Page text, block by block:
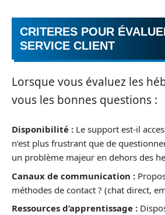
CRITERES POUR
SERVICE CLIENT
Lorsque vous évaluez les
vous les bonnes questions :
Disponibilité : Le support est-il
n’est plus frustrant que de
un problème majeur en dehors des
Canaux de communication :
méthodes de contact ? (chat direct,
Ressources d’apprentissage :